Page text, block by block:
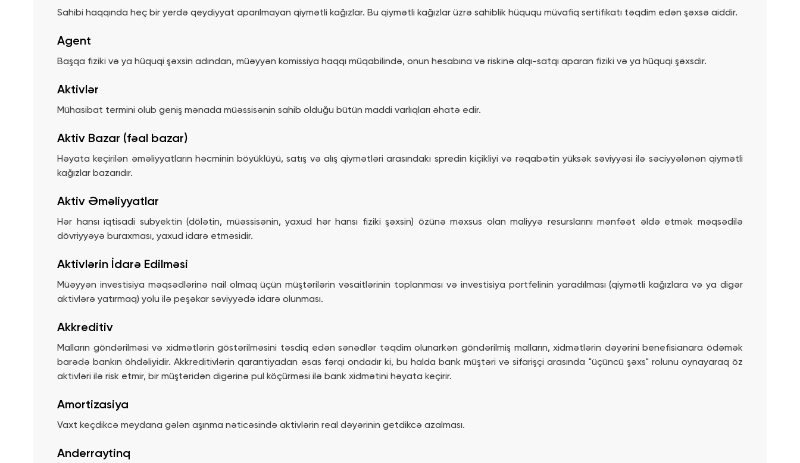
Sahibi haqqında heç bir yerdə qeydiyyat aparılmayan qiymətli kağızlar. Bu qiymətli kağızlar üzrə sahiblik hüququ müvafiq sertifikatı təqdim edən şəxsə aiddir.
Agent
Başqa fiziki və ya hüquqi şəxsin adından, müəyyən komissiya haqqı müqabilində, onun hesabına və riskinə alqı-satqı aparan fiziki və ya hüquqi şəxsdir.
Aktivlər
Mühasibat termini olub geniş mənada müəssisənin sahib olduğu bütün maddi varlıqları əhatə edir.
Aktiv Bazar (fəal bazar)
Həyata keçirilən əməliyyatların həcminin böyüklüyü, satış və alış qiymətləri arasındakı spredin kiçikliyi və rəqabətin yüksək səviyyəsi ilə səciyyələnən qiymətli
kağızlar bazarıdır.
Aktiv Əməliyyatlar
Hər hansı iqtisadi subyektin (dölətin, müəssisənin, yaxud hər hansı fiziki şəxsin) özünə məxsus olan maliyyə resurslarını mənfəət əldə etmək məqsədilə
dövriyyəyə buraxması, yaxud idarə etməsidir.
Aktivlərin İdarə Edilməsi
Müəyyən investisiya məqsədlərinə nail olmaq üçün müştərilərin vəsaitlərinin toplanması və investisiya portfelinin yaradılması (qiymətli kağızlara və ya digər
aktivlərə yatırmaq) yolu ilə peşəkar səviyyədə idarə olunması.
Akkreditiv
Malların göndərilməsi və xidmətlərin göstərilməsini təsdiq edən sənədlər təqdim olunarkən göndərilmiş malların, xidmətlərin dəyərini benefisianara ödəmək
barədə bankın öhdəliyidir. Akkreditivlərin qarantiyadan əsas fərqi ondadır ki, bu halda bank müştəri və sifarişçi arasında "üçüncü şəxs" rolunu oynayaraq öz
aktivləri ilə risk etmir, bir müştəridən digərinə pul köçürməsi ilə bank xidmətini həyata keçirir.
Amortizasiya
Vaxt keçdikcə meydana gələn aşınma nəticəsində aktivlərin real dəyərinin getdikcə azalması.
Anderraytinq